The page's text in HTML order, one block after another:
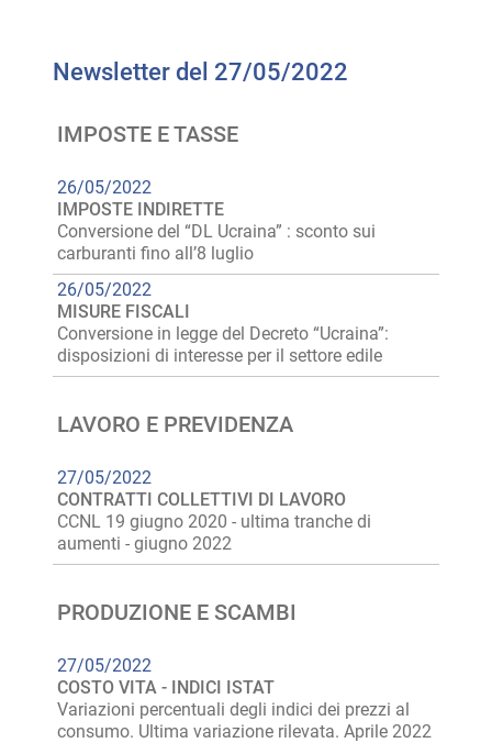
Newsletter del 27/05/2022
IMPOSTE E TASSE
26/05/2022
IMPOSTE INDIRETTE
Conversione del “DL Ucraina” : sconto sui
carburanti fino all’8 luglio
26/05/2022
MISURE FISCALI
Conversione in legge del Decreto “Ucraina”:
disposizioni di interesse per il settore edile
LAVORO E PREVIDENZA
27/05/2022
CONTRATTI COLLETTIVI DI LAVORO
CCNL 19 giugno 2020 - ultima tranche di
aumenti - giugno 2022
PRODUZIONE E SCAMBI
27/05/2022
COSTO VITA - INDICI ISTAT
Variazioni percentuali degli indici dei prezzi al
consumo. Ultima variazione rilevata. Aprile 2022